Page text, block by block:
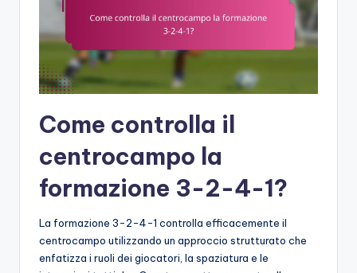
Come controlla il
centrocampo la
formazione 3-2-4-1?
La formazione 3-2-4-1 controlla efficacemente il
centrocampo utilizzando un approccio strutturato che
enfatizza i ruoli dei giocatori, la spaziatura e le